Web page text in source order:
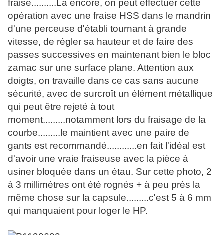
fraisé..........Là encore, on peut effectuer cette
opération avec une fraise HSS dans le mandrin
d'une perceuse d'établi tournant à grande
vitesse, de régler sa hauteur et de faire des
passes successives en maintenant bien le bloc
zamac sur une surface plane. Attention aux
doigts, on travaille dans ce cas sans aucune
sécurité, avec de surcroît un élément métallique
qui peut être rejeté à tout
moment.........notamment lors du fraisage de la
courbe.........le maintient avec une paire de
gants est recommandé............en fait l'idéal est
d'avoir une vraie fraiseuse avec la pièce à
usiner bloquée dans un étau. Sur cette photo, 2
à 3 millimètres ont été rognés + à peu près la
même chose sur la capsule.........c'est 5 à 6 mm
qui manquaient pour loger le HP.